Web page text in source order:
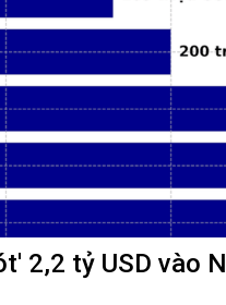
ĐỔI
NON
Miền di
Non
Thương
Du lịch
giải
Ảnh
NGÀY
QUẢNG
Quảng
2,2 tỷ USD vào